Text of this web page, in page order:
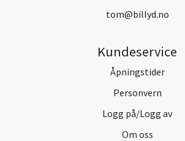
tom@billyd.no
Kundeservice
Åpningstider
Personvern
Logg på/Logg av
Om oss